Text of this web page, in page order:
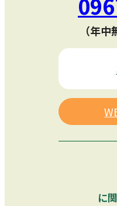
（年
に